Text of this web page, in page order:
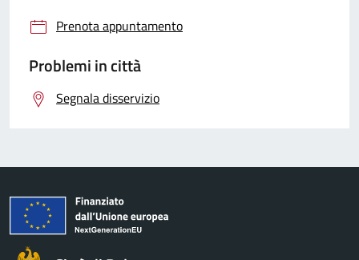
Prenota appuntamento
Problemi in città
Segnala disservizio